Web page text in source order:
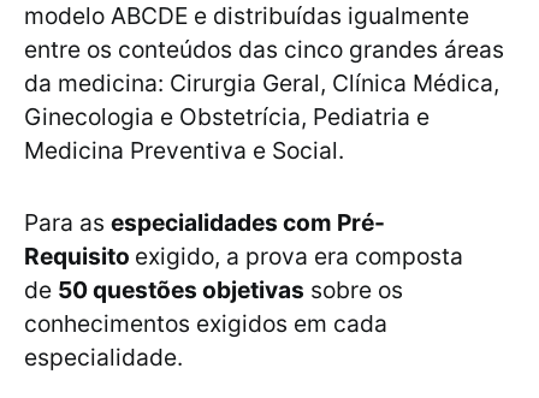
modelo ABCDE e distribuídas igualmente
entre os conteúdos das cinco grandes áreas
da medicina: Cirurgia Geral, Clínica Médica,
Ginecologia e Obstetrícia, Pediatria e
Medicina Preventiva e Social.
Para as especialidades com Pré-
Requisito exigido, a prova era composta
de 50 questões objetivas sobre os
conhecimentos exigidos em cada
especialidade.